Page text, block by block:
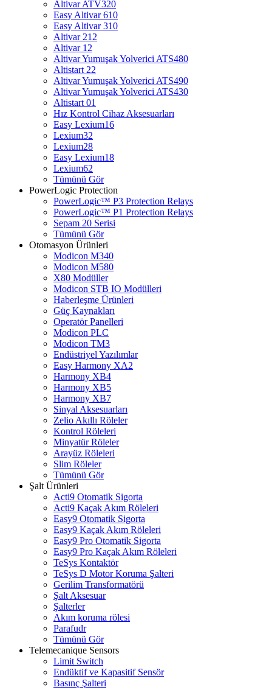
Altivar ATV320
Easy Altivar 610
Easy Altivar 310
Altivar 212
Altivar 12
Altivar Yumuşak Yolverici ATS480
Altistart 22
Altivar Yumuşak Yolverici ATS490
Altivar Yumuşak Yolverici ATS430
Altistart 01
Hız Kontrol Cihaz Aksesuarları
Easy Lexium16
Lexium32
Lexium28
Easy Lexium18
Lexium62
Tümünü Gör
PowerLogic Protection
PowerLogic™ P3 Protection Relays
PowerLogic™ P1 Protection Relays​
Sepam 20 Serisi
Tümünü Gör
Otomasyon Ürünleri
Modicon M340
Modicon M580
X80 Modüller
Modicon STB IO Modülleri
Haberleşme Ürünleri
Güç Kaynakları
Operatör Panelleri
Modicon PLC
Modicon TM3
Endüstriyel Yazılımlar
Easy Harmony XA2
Harmony XB4
Harmony XB5
Harmony XB7
Sinyal Aksesuarları
Zelio Akıllı Röleler
Kontrol Röleleri
Minyatür Röleler
Arayüz Röleleri
Slim Röleler
Tümünü Gör
Şalt Ürünleri
Acti9 Otomatik Sigorta
Acti9 Kaçak Akım Röleleri
Easy9 Otomatik Sigorta
Easy9 Kaçak Akım Röleleri
Easy9 Pro Otomatik Sigorta
Easy9 Pro Kaçak Akım Röleleri
TeSys Kontaktör
TeSys D Motor Koruma Şalteri
Gerilim Transformatörü
Şalt Aksesuar
Şalterler
Akım koruma rölesi
Parafudr
Tümünü Gör
Telemecanique Sensors
Limit Switch
Endüktif ve Kapasitif Sensör
Basınç Şalteri